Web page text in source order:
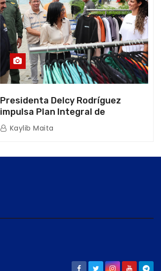
Presidenta Delcy Rodríguez
impulsa Plan Integral de
Reactivación Económica en La
Guaira
Kaylib Maita